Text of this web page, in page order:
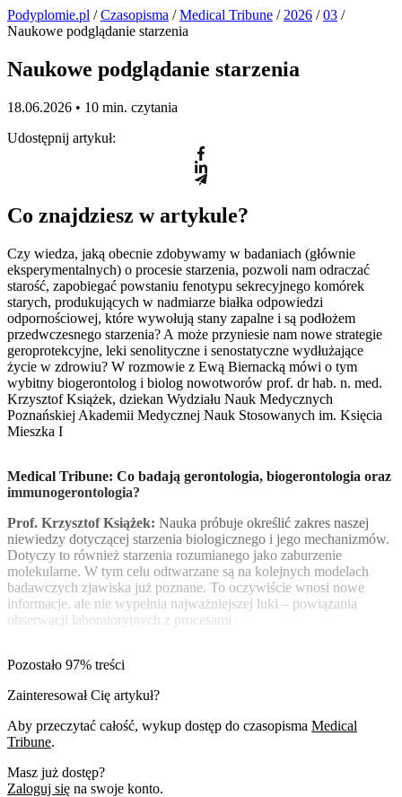
Podyplomie.pl /Czasopisma /Medical Tribune / 2026 /03 /
Naukowe podglądanie starzenia
Naukowe podglądanie starzenia
18.06.2026 • 10 min. czytania
Udostępnij artykuł:
Co znajdziesz w artykule?
Czy wiedza, jaką obecnie zdobywamy w badaniach (głównie
eksperymentalnych) o procesie starzenia, pozwoli nam odraczać
starość, zapobiegać powstaniu fenotypu sekrecyjnego komórek
starych, produkujących w nadmiarze białka odpowiedzi
odpornościowej, które wywołują stany zapalne i są podłożem
przedwczesnego starzenia? A może przyniesie nam nowe strategie
geroprotekcyjne, leki senolityczne i senostatyczne wydłużające
życie w zdrowiu? W rozmowie z Ewą Biernacką mówi o tym
wybitny biogerontolog i biolog nowotworów prof. dr hab. n. med.
Krzysztof Książek, dziekan Wydziału Nauk Medycznych
Poznańskiej Akademii Medycznej Nauk Stosowanych im. Księcia
Mieszka I
Medical Tribune: Co badają gerontologia, biogerontologia oraz
immunogerontologia?
Prof. Krzysztof Książek: Nauka próbuje określić zakres naszej
niewiedzy dotyczącej starzenia biologicznego i jego mechanizmów.
Dotyczy to również starzenia rozumianego jako zaburzenie
molekularne. W tym celu odtwarzane są na kolejnych modelach
badawczych zjawiska już poznane. To oczywiście wnosi nowe
informacje, ale nie wypełnia najważniejszej luki – powiązania
obserwacji laboratoryjnych z procesami
Pozostało 97% treści
Zainteresował Cię artykuł?
Aby przeczytać całość, wykup dostęp do czasopisma Medical
Tribune.
Masz już dostęp?
Zaloguj się na swoje konto.